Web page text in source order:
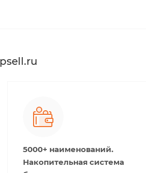
5000+ наименований.
Накопительная система